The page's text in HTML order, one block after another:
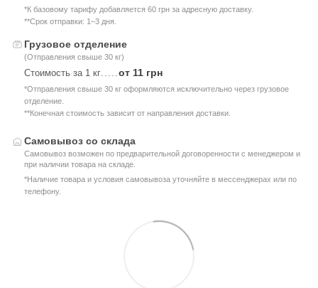
*К базовому тарифу добавляется 60 грн за адресную доставку.
**Срок отправки: 1–3 дня.
Грузовое отделение
(Отправления свыше 30 кг)
Стоимость за 1 кг.....от 11 грн
*Отправления свыше 30 кг оформляются исключительно через грузовое
отделение.
**Конечная стоимость зависит от направления доставки.
Самовывоз со склада
Самовывоз возможен по предварительной договоренности с менеджером и
при наличии товара на складе.
*Наличие товара и условия самовывоза уточняйте в мессенджерах или по
телефону.